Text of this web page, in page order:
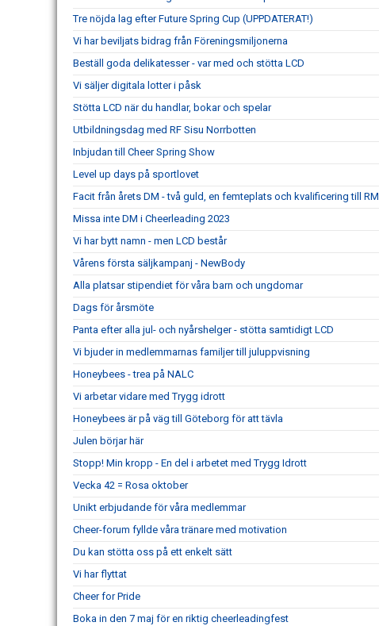
Tre nöjda lag efter Future Spring Cup (UPPDATERAT!)
Vi har beviljats bidrag från Föreningsmiljonerna
Beställ goda delikatesser - var med och stötta LCD
Vi säljer digitala lotter i påsk
Stötta LCD när du handlar, bokar och spelar
Utbildningsdag med RF Sisu Norrbotten
Inbjudan till Cheer Spring Show
Level up days på sportlovet
Facit från årets DM - två guld, en femteplats och kvalificering till RM
Missa inte DM i Cheerleading 2023
Vi har bytt namn - men LCD består
Vårens första säljkampanj - NewBody
Alla platsar stipendiet för våra barn och ungdomar
Dags för årsmöte
Panta efter alla jul- och nyårshelger - stötta samtidigt LCD
Vi bjuder in medlemmarnas familjer till juluppvisning
Honeybees - trea på NALC
Vi arbetar vidare med Trygg idrott
Honeybees är på väg till Göteborg för att tävla
Julen börjar här
Stopp! Min kropp - En del i arbetet med Trygg Idrott
Vecka 42 = Rosa oktober
Unikt erbjudande för våra medlemmar
Cheer-forum fyllde våra tränare med motivation
Du kan stötta oss på ett enkelt sätt
Vi har flyttat
Cheer for Pride
Boka in den 7 maj för en riktig cheerleadingfest